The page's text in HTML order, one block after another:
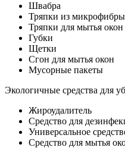
Швабра
Тряпки из микрофибры
Тряпки для мытья окон
Губки
Щетки
Сгон для мытья окон
Мусорные пакеты
Экологичные средства для
Жироудалитель
Средство для
Универсальное
Средство для мытья